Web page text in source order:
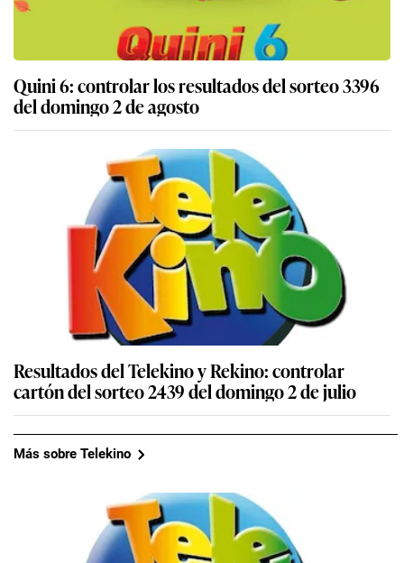
Quini 6: controlar los resultados del sorteo 3396
del domingo 2 de agosto
Resultados del Telekino y Rekino: controlar
cartón del sorteo 2439 del domingo 2 de julio
Más sobre Telekino